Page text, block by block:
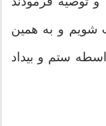
شویم و به همین
به واسطه ستم و بیداد